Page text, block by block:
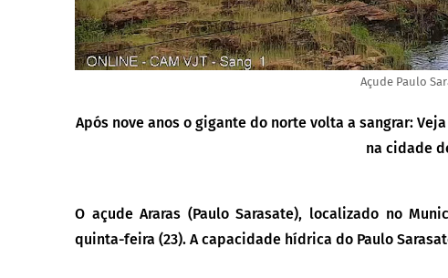
Açude Paulo
Após nove anos o gigante do norte volta a sangrar:
na cidade
O açude Araras (Paulo Sarasate), localizado no
quinta-feira (23). A capacidade hídrica do Paulo